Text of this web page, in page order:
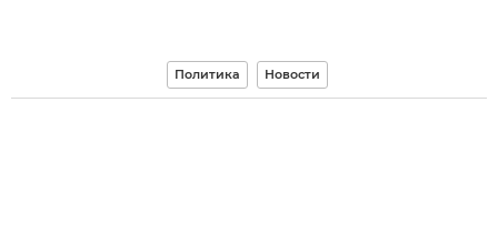
Политика Новости